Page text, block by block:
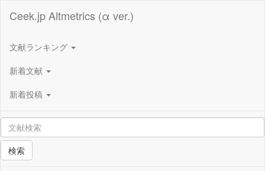
Ceek.jp Altmetrics (α ver.)
文献ランキング
新着文献
新着投稿
検索